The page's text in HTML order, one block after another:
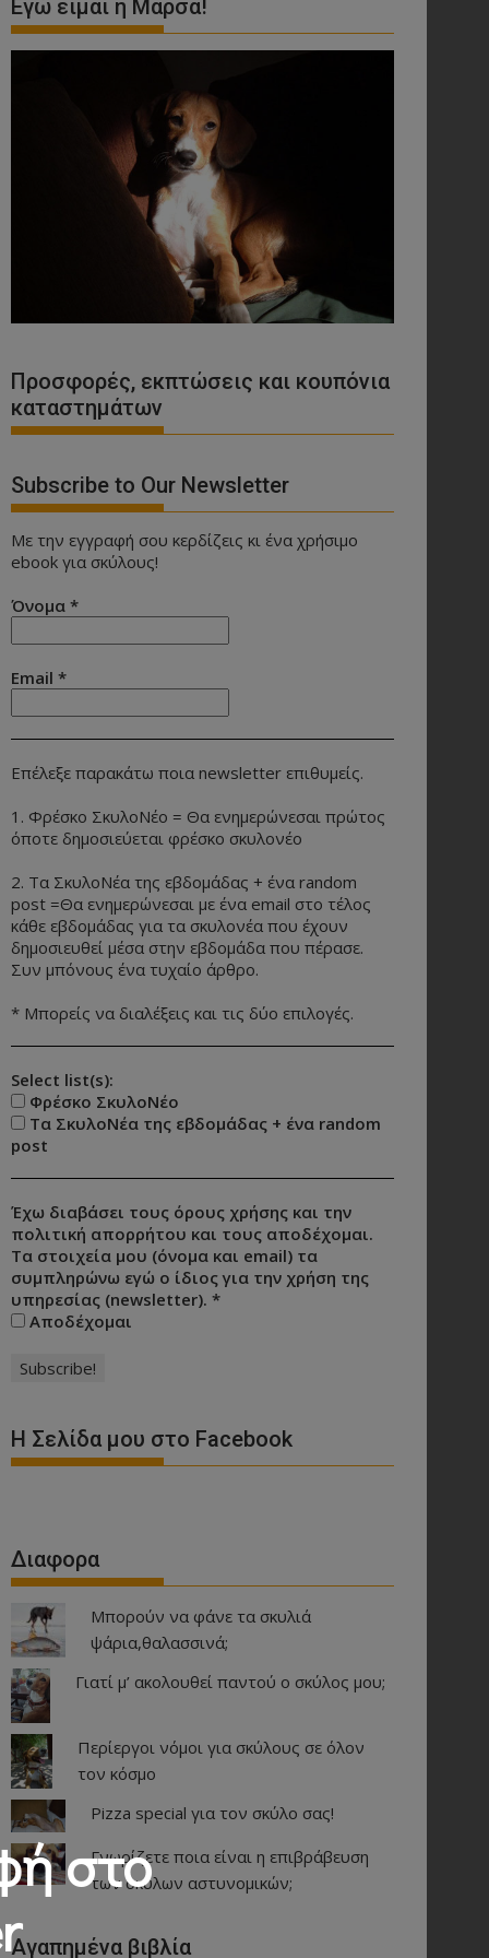
Εγώ είμαι η Μάρσα!
Προσφορές, εκπτώσεις και κουπόνια
καταστημάτων
Subscribe to Our Newsletter
Με την εγγραφή σου κερδίζεις κι ένα χρήσιμο
ebook για σκύλους!
Όνομα *
Email *
Επέλεξε παρακάτω ποια newsletter επιθυμείς.
1. Φρέσκο ΣκυλοΝέο = Θα ενημερώνεσαι πρώτος
όποτε δημοσιεύεται φρέσκο σκυλονέο
2. Τα ΣκυλοΝέα της εβδομάδας + ένα random
post =Θα ενημερώνεσαι με ένα email στο τέλος
κάθε εβδομάδας για τα σκυλονέα που έχουν
δημοσιευθεί μέσα στην εβδομάδα που πέρασε.
Συν μπόνους ένα τυχαίο άρθρο.
* Μπορείς να διαλέξεις και τις δύο επιλογές.
Select list(s):
Φρέσκο ΣκυλοΝέο
Τα ΣκυλοΝέα της εβδομάδας + ένα random
post
Έχω διαβάσει τους όρους χρήσης και την
πολιτική απορρήτου και τους αποδέχομαι.
Τα στοιχεία μου (όνομα και email) τα
συμπληρώνω εγώ ο ίδιος για την χρήση της
υπηρεσίας (newsletter). *
Αποδέχομαι
Η Σελίδα μου στο Facebook
Διαφορα
Μπορούν να φάνε τα σκυλιά
ψάρια,θαλασσινά;
Γιατί μ’ ακολουθεί παντού ο σκύλος μου;
Περίεργοι νόμοι για σκύλους σε όλον
τον κόσμο
Pizza special για τον σκύλο σας!
Γνωρίζετε ποια είναι η επιβράβευση
των σκύλων αστυνομικών;
Αγαπημένα βιβλία
στο